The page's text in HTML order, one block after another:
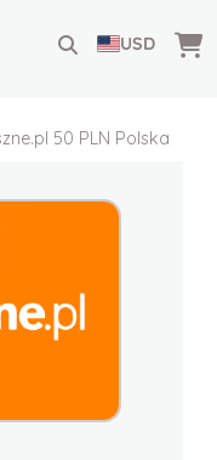
USD
50 PLN Polska